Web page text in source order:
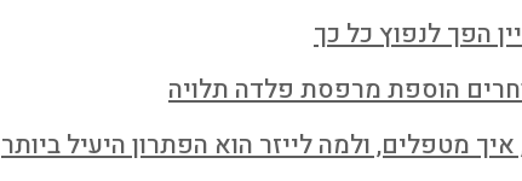
הפך לנפוץ כל כך
הוספת מרפסת פלדה תלויה
מטפלים, ולמה לייזר הוא הפתרון היעיל ביותר